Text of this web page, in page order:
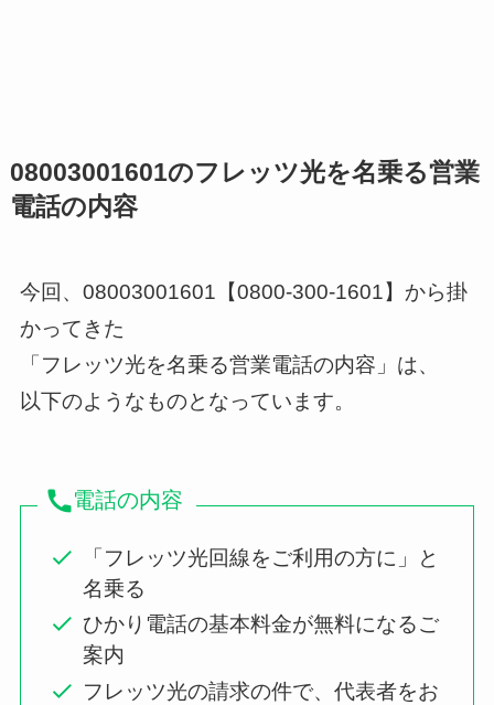
08003001601のフレッツ光を名乗る営業
電話の内容
今回、08003001601【0800-300-1601】から掛
かってきた
「フレッツ光を名乗る営業電話の内容」は、
以下のようなものとなっています。
電話の内容
「フレッツ光回線をご利用の方に」と
名乗る
ひかり電話の基本料金が無料になるご
案内
フレッツ光の請求の件で、代表者をお